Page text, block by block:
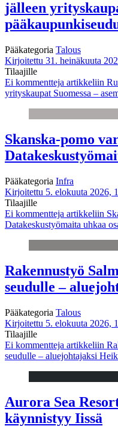
jälleen
Pääkategoria Talous
Kirjoitettu 31. heinäkuuta
Tilaajille
Ei kommentteja artikkeliin
yrityskaupat Suomessa –
Skanska-pomo
Pääkategoria Infra
Kirjoitettu 5. elokuuta 2026,
Tilaajille
Ei kommentteja artikkeliin
Datakeskustyömaita uhkaa
Rakennustyö
seudulle –
Pääkategoria Talous
Kirjoitettu 5. elokuuta 2026,
Tilaajille
Ei kommentteja artikkeliin
seudulle – aluejohtajaksi
Aurora Sea
käynnistyy Iissä